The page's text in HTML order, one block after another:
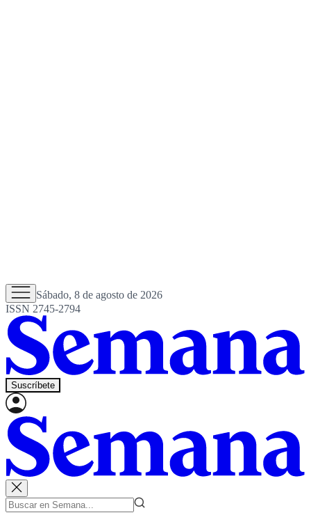
Sábado, 8 de agosto de 2026
ISSN 2745-2794
Suscríbete